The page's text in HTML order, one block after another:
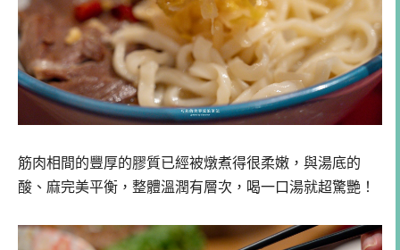
筋肉相間的豐厚的膠質已經被燉煮得很柔嫩，與湯底的
酸、麻完美平衡，整體溫潤有層次，喝一口湯就超驚艷！